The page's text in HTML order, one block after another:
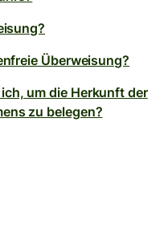
Überweisung?
um die Herkunft der
zu belegen?